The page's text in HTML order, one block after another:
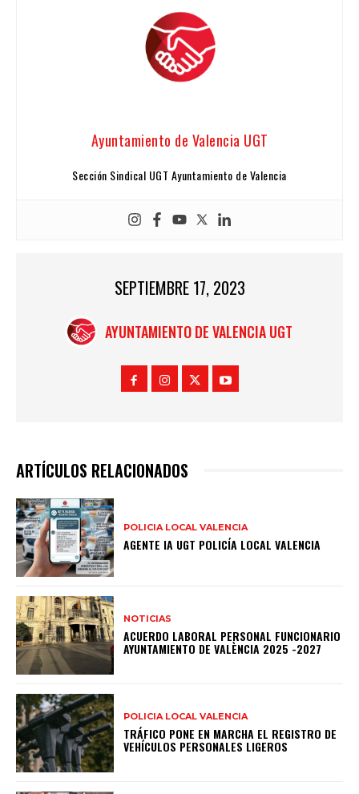
Ayuntamiento de Valencia UGT
Sección Sindical UGT Ayuntamiento de Valencia
SEPTIEMBRE 17, 2023
AYUNTAMIENTO DE VALENCIA UGT
ARTÍCULOS RELACIONADOS
POLICIA LOCAL VALENCIA
AGENTE IA UGT POLICÍA LOCAL VALENCIA
NOTICIAS
ACUERDO LABORAL PERSONAL FUNCIONARIO
AYUNTAMIENTO DE VALÈNCIA 2025 -2027
POLICIA LOCAL VALENCIA
TRÁFICO PONE EN MARCHA EL REGISTRO DE
VEHÍCULOS PERSONALES LIGEROS